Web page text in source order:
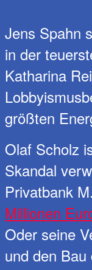
Jens Spahn
in der
Katharina
größten
Olaf Scholz
Skandal
Privatbank
Millionen
Oder seine
und den